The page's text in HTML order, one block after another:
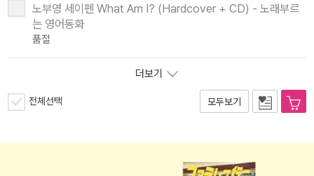
노부영 세이펜 What Am I? (Hardcover + CD) - 노래부르
는 영어동화
품절
더보기
전체선택 모두보기